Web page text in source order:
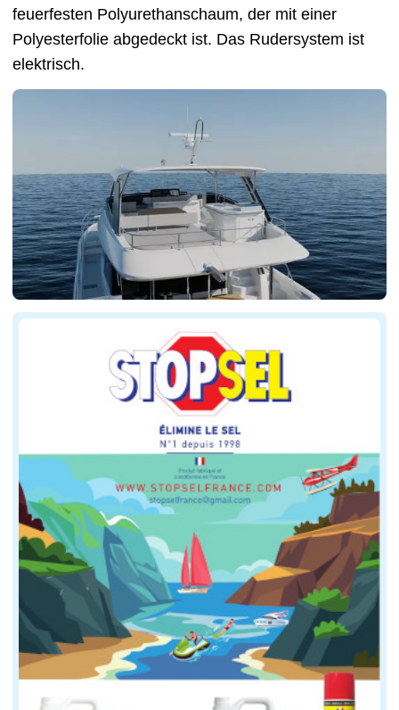
feuerfesten Polyurethanschaum, der mit einer
Polyesterfolie abgedeckt ist. Das Rudersystem ist
elektrisch.